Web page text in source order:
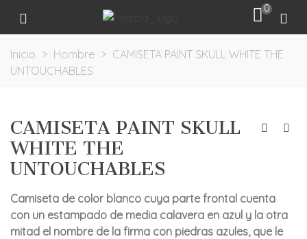
0
Inicio > Hombre > CAMISETA PAINT SKULL WHITE THE
UNTOUCHABLES
CAMISETA PAINT SKULL
WHITE THE
UNTOUCHABLES
Camiseta de color blanco cuya parte frontal cuenta
con un estampado de media calavera en azul y la otra
mitad el nombre de la firma con piedras azules, que le